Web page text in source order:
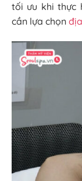
tối ưu khi thực
cần lựa chọn